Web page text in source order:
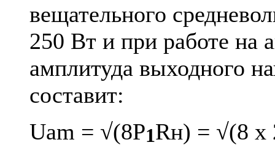
вещательного
250 Вт и при работе на
амплитуда выходного
составит:
Uam = √(8P1Rн) = √(8 х